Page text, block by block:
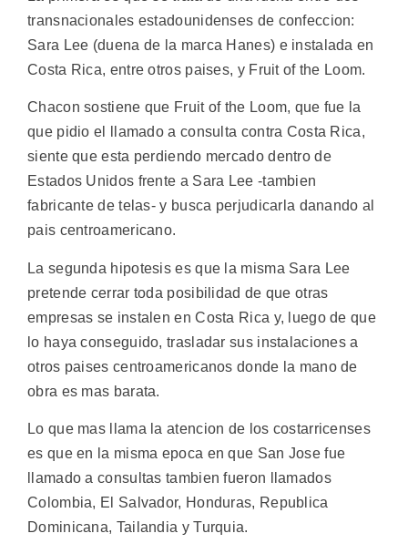
transnacionales estadounidenses de confeccion:
Sara Lee (duena de la marca Hanes) e instalada en
Costa Rica, entre otros paises, y Fruit of the Loom.
Chacon sostiene que Fruit of the Loom, que fue la
que pidio el llamado a consulta contra Costa Rica,
siente que esta perdiendo mercado dentro de
Estados Unidos frente a Sara Lee -tambien
fabricante de telas- y busca perjudicarla danando al
pais centroamericano.
La segunda hipotesis es que la misma Sara Lee
pretende cerrar toda posibilidad de que otras
empresas se instalen en Costa Rica y, luego de que
lo haya conseguido, trasladar sus instalaciones a
otros paises centroamericanos donde la mano de
obra es mas barata.
Lo que mas llama la atencion de los costarricenses
es que en la misma epoca en que San Jose fue
llamado a consultas tambien fueron llamados
Colombia, El Salvador, Honduras, Republica
Dominicana, Tailandia y Turquia.